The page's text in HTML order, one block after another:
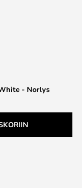
- Norlys